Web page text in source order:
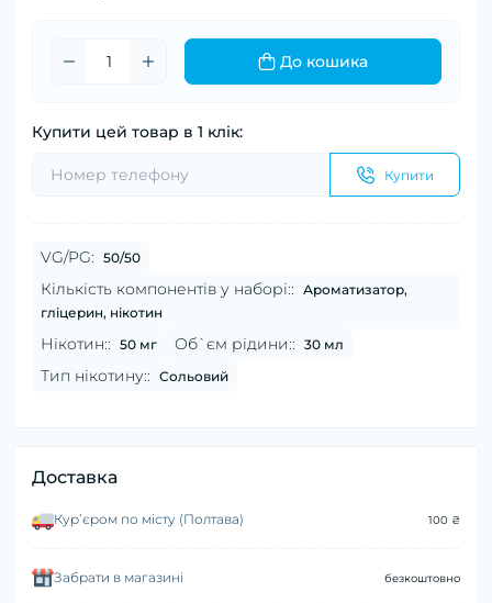
До кошика
Купити цей товар в 1 клік:
Купити
VG/PG: 50/50
Кількість компонентів у наборі:: Ароматизатор,
гліцерин, нікотин
Нікотин:: 50 мг Об`єм рідини:: 30 мл
Тип нікотину:: Сольовий
Доставка
Курʼєром по місту (Полтава) 100 ₴
Забрати в магазині безкоштовно